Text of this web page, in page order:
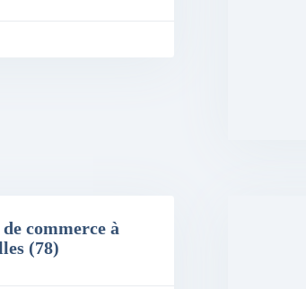
commerce à
(78)